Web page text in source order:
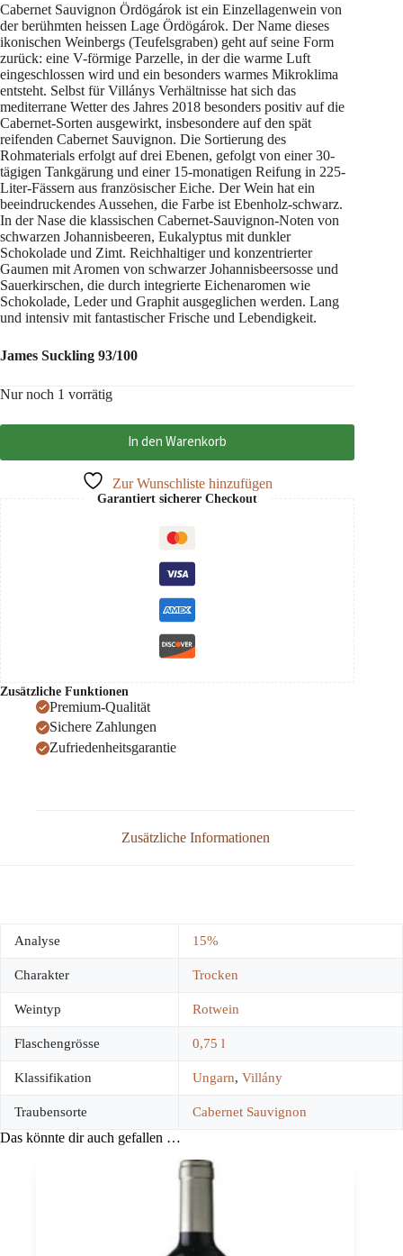
Cabernet Sauvignon Ördögárok ist ein Einzellagenwein von
der berühmten heissen Lage Ördögárok. Der Name dieses
ikonischen Weinbergs (Teufelsgraben) geht auf seine Form
zurück: eine V-förmige Parzelle, in der die warme Luft
eingeschlossen wird und ein besonders warmes Mikroklima
entsteht. Selbst für Villánys Verhältnisse hat sich das
mediterrane Wetter des Jahres 2018 besonders positiv auf die
Cabernet-Sorten ausgewirkt, insbesondere auf den spät
reifenden Cabernet Sauvignon. Die Sortierung des
Rohmaterials erfolgt auf drei Ebenen, gefolgt von einer 30-
tägigen Tankgärung und einer 15-monatigen Reifung in 225-
Liter-Fässern aus französischer Eiche. Der Wein hat ein
beeindruckendes Aussehen, die Farbe ist Ebenholz-schwarz.
In der Nase die klassischen Cabernet-Sauvignon-Noten von
schwarzen Johannisbeeren, Eukalyptus mit dunkler
Schokolade und Zimt. Reichhaltiger und konzentrierter
Gaumen mit Aromen von schwarzer Johannisbeersosse und
Sauerkirschen, die durch integrierte Eichenaromen wie
Schokolade, Leder und Graphit ausgeglichen werden. Lang
und intensiv mit fantastischer Frische und Lebendigkeit.
James Suckling 93/100
Nur noch 1 vorrätig
In den Warenkorb
Zur Wunschliste hinzufügen
Garantiert sicherer Checkout
Zusätzliche Funktionen
Premium-Qualität
Sichere Zahlungen
Zufriedenheitsgarantie
Zusätzliche Informationen
Analyse 15%
Charakter Trocken
Weintyp Rotwein
Flaschengrösse 0,75 l
Klassifikation Ungarn, Villány
Traubensorte Cabernet Sauvignon
Das könnte dir auch gefallen …